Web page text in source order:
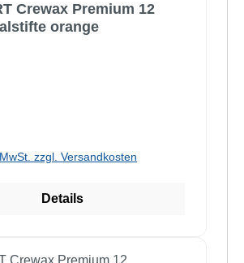
Crewax Premium 12
orange
zzgl. Versandkosten
Details